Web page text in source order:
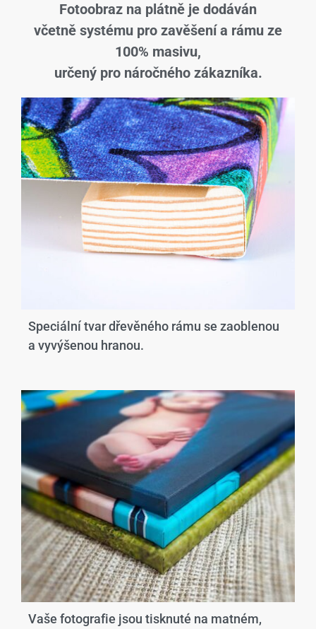
Fotoobraz na plátně je dodáván
včetně systému pro zavěšení a rámu ze
100% masivu,
určený pro náročného zákazníka.
Speciální tvar dřevěného rámu se zaoblenou
a vyvýšenou hranou.​
Vaše fotografie jsou tisknuté na matném,